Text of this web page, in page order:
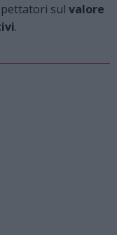
sul valore
.